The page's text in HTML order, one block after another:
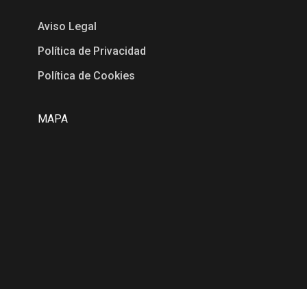
Aviso Legal
Política de Privacidad
Política de Cookies
MAPA